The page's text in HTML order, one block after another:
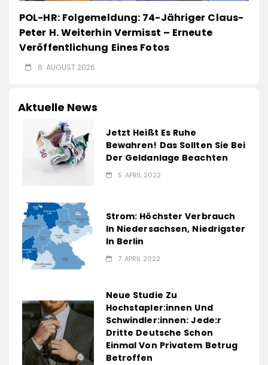
POL-HR: Folgemeldung: 74-Jähriger Claus-
Peter H. Weiterhin Vermisst – Erneute
Veröffentlichung Eines Fotos
6. AUGUST 2026
Aktuelle News
Jetzt Heißt Es Ruhe
Bewahren! Das Sollten Sie Bei
Der Geldanlage Beachten
5. APRIL 2022
Strom: Höchster Verbrauch
In Niedersachsen, Niedrigster
In Berlin
7. APRIL 2022
Neue Studie Zu
Hochstapler:innen Und
Schwindler:innen: Jede:r
Dritte Deutsche Schon
Einmal Von Privatem Betrug
Betroffen